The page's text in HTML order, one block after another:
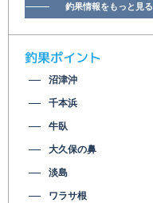
釣果情報をもっと見る
釣果ポイント
沼津沖
千本浜
牛臥
大久保の鼻
淡島
ワラサ根